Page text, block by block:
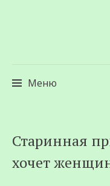
Меню
к
содержимому
Старинная
хочет